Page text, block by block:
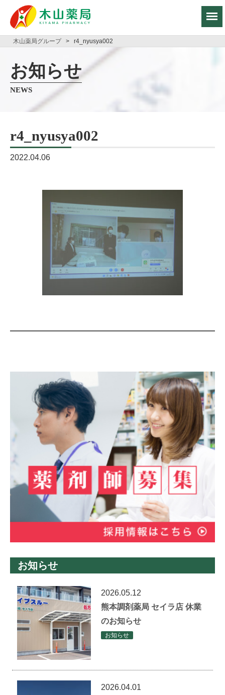
木山薬局グループ > r4_nyusya002
お知らせ
NEWS
r4_nyusya002
2022.04.06
お知らせ
2026.05.12
熊本調剤薬局 セイラ店 休業
のお知らせ
お知らせ
2026.04.01